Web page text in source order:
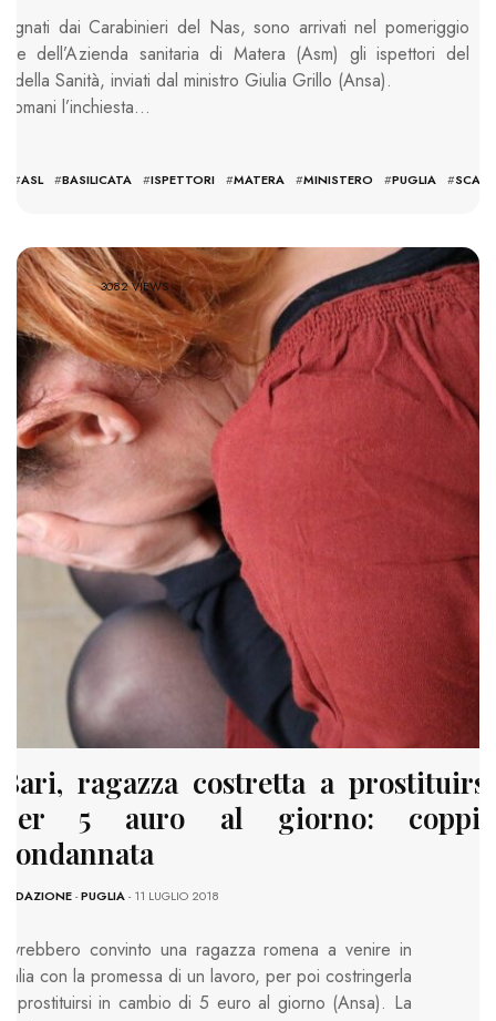
dai Carabinieri del Nas, sono arrivati nel pomeriggio
dell’Azienda sanitaria di Matera (Asm) gli ispettori del
della Sanità, inviati dal ministro Giulia Grillo (Ansa).
l’inchiesta…
#ASL #BASILICATA #ISPETTORI #MATERA #MINISTERO #PUGLIA #
3082 VIEWS
Bari, ragazza costretta a prostituirsi
per 5 auro al giorno: coppia
condannata
REDAZIONE-PUGLIA- 11 LUGLIO 2018
Avrebbero convinto una ragazza romena a venire in
Italia con la promessa di un lavoro, per poi costringerla
a prostituirsi in cambio di 5 euro al giorno (Ansa). La